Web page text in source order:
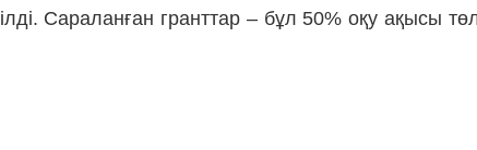
Сараланған гранттар – бұл 50% оқу ақысы